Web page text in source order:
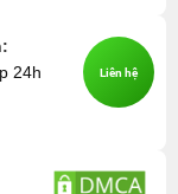
24h
Liên hệ